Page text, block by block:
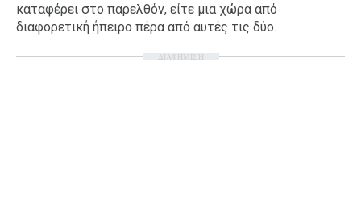
Σπίτι
Family
Σχέσεις
καταφέρει στο παρελθόν, είτε μια χώρα από
διαφορετική ήπειρο πέρα από αυτές τις δύο.
ΔΙΑΦΗΜΙΣΗ